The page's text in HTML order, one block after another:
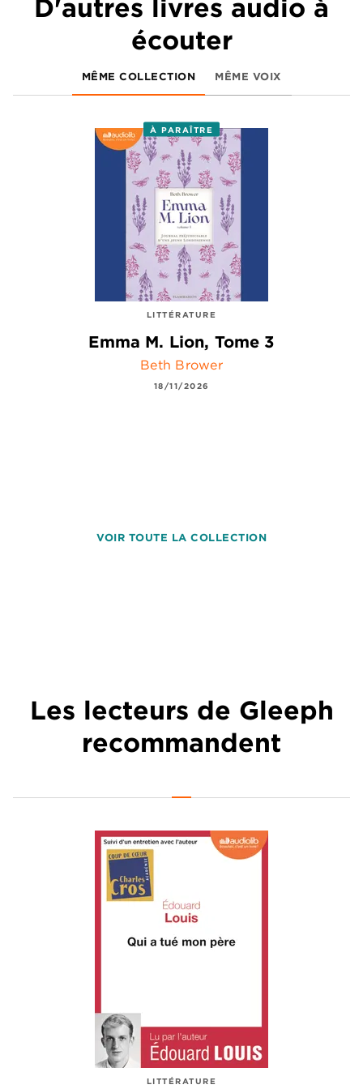
D'autres livres audio à
écouter
MÊME COLLECTION MÊME VOIX
À PARAÎTRE
LITTÉRATURE
Emma M. Lion, Tome 3
Beth Brower
18/11/2026
VOIR TOUTE LA COLLECTION
Les lecteurs de Gleeph
recommandent
LITTÉRATURE